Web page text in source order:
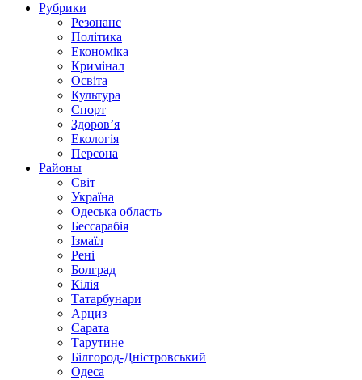
Рубрики
Резонанс
Політика
Економіка
Кримінал
Освіта
Культура
Спорт
Здоров’я
Екологія
Персона
Районы
Світ
Україна
Одеська область
Бессарабія
Ізмаїл
Рені
Болград
Кілія
Татарбунари
Арциз
Сарата
Тарутине
Білгород-Дністровський
Одеса